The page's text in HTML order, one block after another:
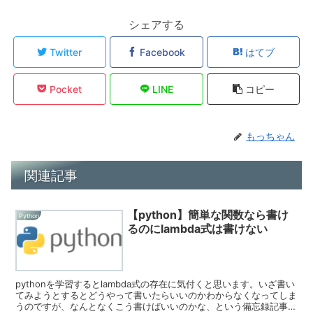
シェアする
Twitter Facebook はてブ
Pocket LINE コピー
もっちゃん
関連記事
Python
【python】簡単な関数なら書け
るのにlambda式は書けない
pythonを学習するとlambda式の存在に気付くと思います。いざ書い
てみようとするとどうやって書いたらいいのかわからなくなってしま
うのですが、なんとなくこう書けばいいのかな、という備忘録記事で